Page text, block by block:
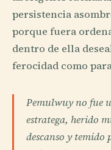
persistencia
porque fuera
dentro de ella
ferocidad como
Pemulwuy no fue
estratega, herido
descanso y